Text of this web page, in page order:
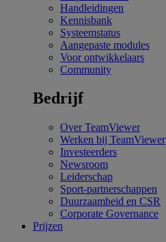
Handleidingen
Kennisbank
Systeemstatus
Aangepaste modules
Voor ontwikkelaars
Community
Bedrijf
Over TeamViewer
Werken bij TeamViewer
Investeerders
Newsroom
Leiderschap
Sport-partnerschappen
Duurzaamheid en CSR
Corporate Governance
Prijzen